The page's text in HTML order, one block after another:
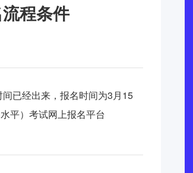
程条件
已经出来，报名时间为3月15
平）考试网上报名平台